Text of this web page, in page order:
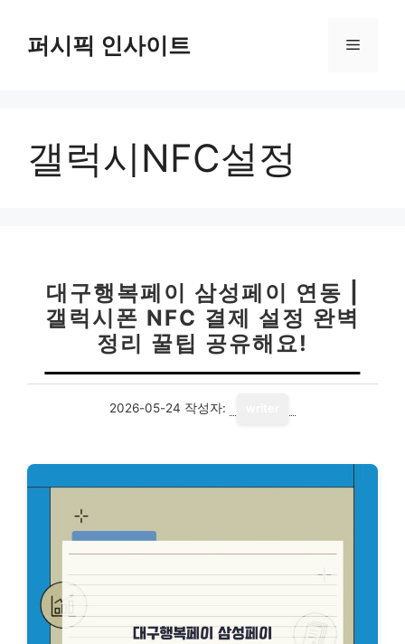
퍼시픽 인사이트 메
갤럭시NFC설정
대구행복페이 삼성페이 연동 |
갤럭시폰 NFC 결제 설정 완벽
정리 꿀팁 공유해요!
2026-05-24 작성자: